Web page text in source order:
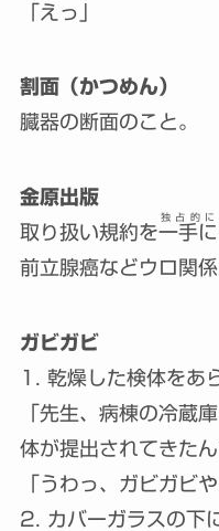
「えっ」
割面（かつめん）
臓器の断面のこと。
金原出版
取り扱い規約を一手に
独占的に
前立腺癌などウロ関係
ガビガビ
1. 乾燥した検体をあ
「先生、病棟の冷蔵
体が提出されてきたん
「うわっ、ガビガビや
2. カバーガラスの下